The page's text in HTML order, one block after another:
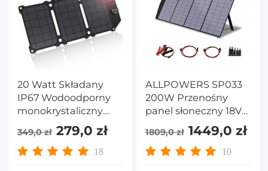
20 Watt Składany
IP67 Wodoodporny
monokrystaliczny
panel słoneczny ETFE
z USB QC3.0 do
telefonu
349,0 zł 279,0 zł
18
ALLPOWERS SP033
200W Przenośny
panel słoneczny 18V
Składany zestaw
paneli światło z
wyjścia MC-4
1809,0 zł 1449,0 zł
10